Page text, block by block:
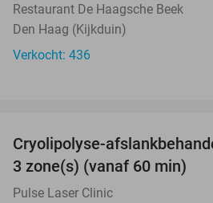
Restaurant De Haagsche Beek
Den Haag (Kijkduin)
Verkocht: 436
NEW
TODAY
Cryolipolyse-
3 zone(s) (vanaf 60 min)
Pulse Laser Clinic